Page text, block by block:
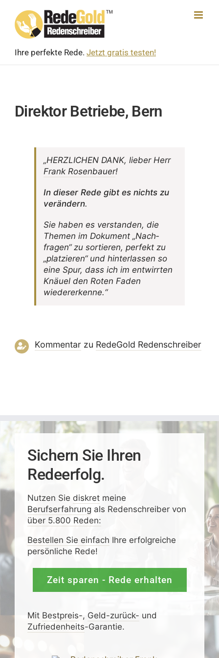
content
Ihre perfekte Rede. Jetzt gratis testen!
Direktor Betriebe, Bern
„HERZ­LI­CHEN DANK, lieber Herr
Frank Rosen­bauer!
In dieser Rede gibt es nichts zu
verän­dern.
Sie haben es verstanden, die
Themen im Doku­ment „Nach­
fragen“ zu sortieren, perfekt zu
„plat­zieren“ und hinter­lassen so
eine Spur, dass ich im entwirrten
Knäuel den Roten Faden
wiedererkenne.“
Kommentarzu RedeGold Reden­schreiber
Sichern Sie Ihren
Redeerfolg.
Nutzen Sie diskretmeine
Berufserfahrung als Redenschreiber von
über 5.800 Reden:
Bestellen Sie einfach Ihre erfolgreiche
persönliche Rede!
Zeit sparen - Rede erhalten
Mit Bestpreis-, Geld-zurück- und
Zufrieden­­heits-Garantie.